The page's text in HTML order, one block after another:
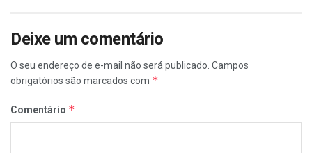
Deixe um comentário
O seu endereço de e-mail não será publicado. Campos
obrigatórios são marcados com *
Comentário *